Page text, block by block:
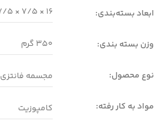
ابعاد بسته‌بندی:
وزن بسته بندی:
نوع محصول:
مواد به کار رفته:
16 × 7/5 × 7/5 سانتی‌متر
350 گرم
مجسمه فانتزی
کامپوزیت